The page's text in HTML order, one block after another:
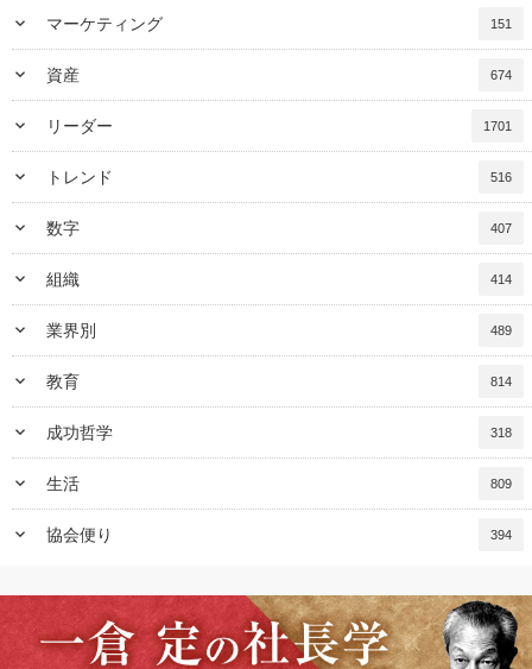
keyboard_arrow_down マーケティング 151
keyboard_arrow_down 資産 674
keyboard_arrow_down リーダー 1701
keyboard_arrow_down トレンド 516
keyboard_arrow_down 数字 407
keyboard_arrow_down 組織 414
keyboard_arrow_down 業界別 489
keyboard_arrow_down 教育 814
keyboard_arrow_down 成功哲学 318
keyboard_arrow_down 生活 809
keyboard_arrow_down 協会便り 394